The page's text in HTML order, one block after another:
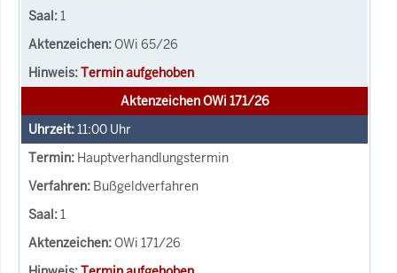
1
OWi 65/26
Termin aufgehoben
Aktenzeichen OWi 171/26
11:00 Uhr
Hauptverhandlungstermin
Bußgeldverfahren
1
OWi 171/26